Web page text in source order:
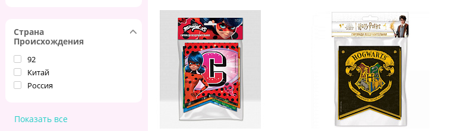
Чебурашка
Щенячий патруль
Ячен Индастриал Груп
Страна
Происхождения
92
Китай
Россия
Показать все